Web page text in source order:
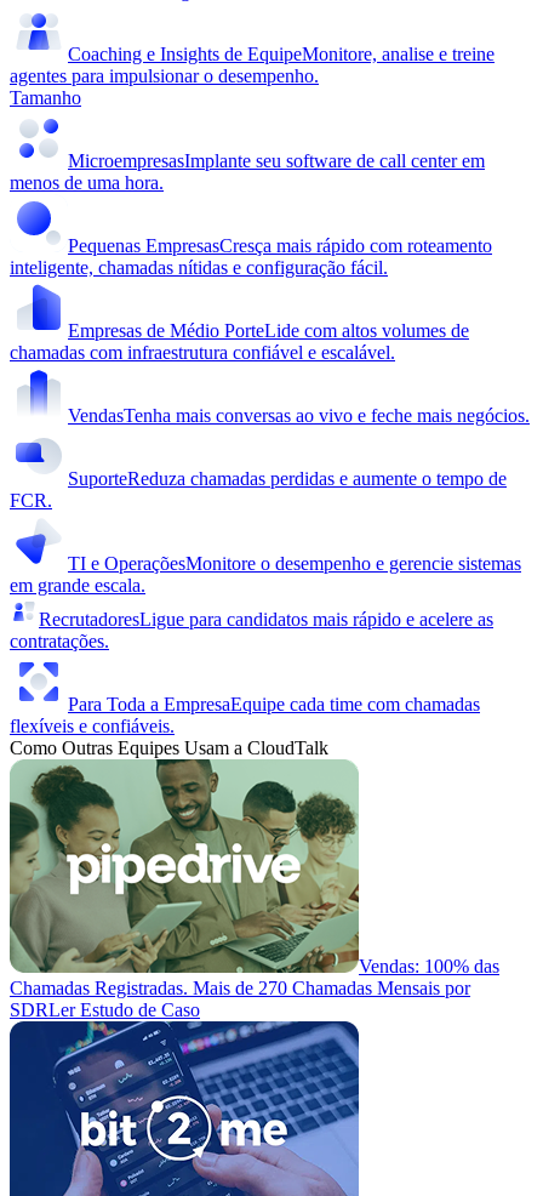
Coaching e Insights de EquipeMonitore, analise e treine
agentes para impulsionar o desempenho.
Tamanho
MicroempresasImplante seu software de call center em
menos de uma hora.
Pequenas EmpresasCresça mais rápido com roteamento
inteligente, chamadas nítidas e configuração fácil.
Empresas de Médio PorteLide com altos volumes de
chamadas com infraestrutura confiável e escalável.
VendasTenha mais conversas ao vivo e feche mais negócios.
SuporteReduza chamadas perdidas e aumente o tempo de
FCR.
TI e OperaçõesMonitore o desempenho e gerencie sistemas
em grande escala.
RecrutadoresLigue para candidatos mais rápido e acelere as
contratações.
Para Toda a EmpresaEquipe cada time com chamadas
flexíveis e confiáveis.
Como Outras Equipes Usam a CloudTalk
Vendas: 100% das
Chamadas Registradas. Mais de 270 Chamadas Mensais por
SDRLer Estudo de Caso